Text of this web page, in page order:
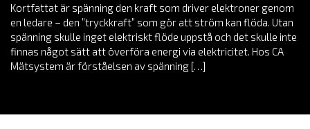
Kortfattat är spänning den kraft som driver elektroner genom
en ledare – den ”tryckkraft” som gör att ström kan flöda. Utan
spänning skulle inget elektriskt flöde uppstå och det skulle inte
finnas något sätt att överföra energi via elektricitet. Hos CA
Mätsystem är förståelsen av spänning […]